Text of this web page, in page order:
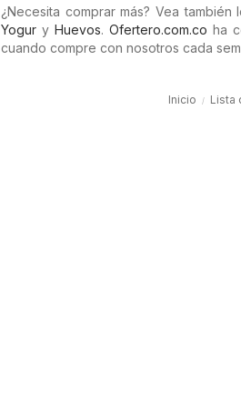
¿Necesita comprar más? Vea
Yogur y Huevos. Ofertero.com.co ha
cuando compre con nosotros cada
Inicio Lista